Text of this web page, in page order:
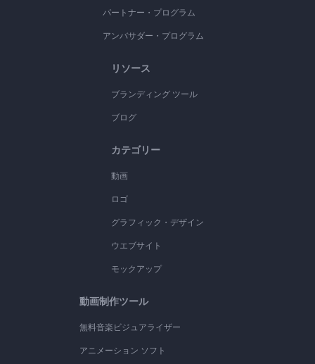
パートナー・プログラム
アンバサダー・プログラム
リソース
ブランディング ツール
ブログ
カテゴリー
動画
ロゴ
グラフィック・デザイン
ウエブサイト
モックアップ
動画制作ツール
無料音楽ビジュアライザー
アニメーション ソフト